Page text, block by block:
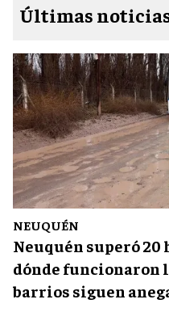
Últimas
NEUQUÉN
Neuquén superó
dónde funcionaron
barrios siguen